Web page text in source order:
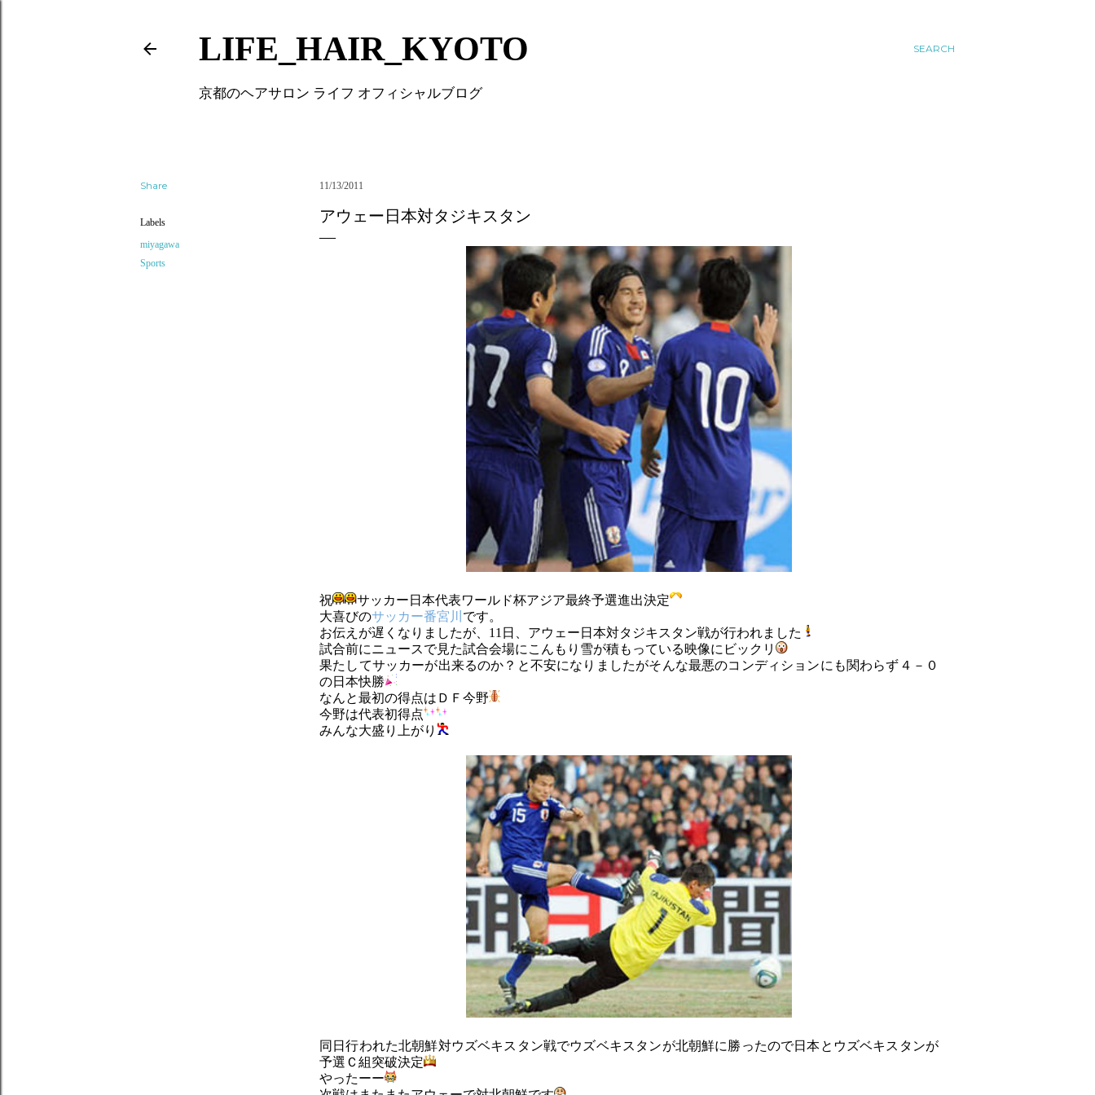
SEARCH
LIFE_HAIR_KYOTO
京都のヘアサロン ライフ オフィシャルブログ
Share
Labels
miyagawa
Sports
11/13/2011
アウェー日本対タジキスタン
祝
サッカー日本代表ワールド杯アジア最終予選進出決定
大喜びのサッカー番宮川 です。
お伝えが遅くなりましたが、11日、アウェー日本対タジキスタン戦が行われました
試合前にニュースで見た試合会場にこんもり雪が積もっている映像にビックリ
果たしてサッカーが出来るのか？と不安になりましたがそんな最悪のコンディションにも関わらず４－０
の日本快勝
なんと最初の得点はＤＦ今野
今野は代表初得点
みんな大盛り上がり
同日行われた北朝鮮対ウズベキスタン戦でウズベキスタンが北朝鮮に勝ったので日本とウズベキスタンが
予選Ｃ組突破決定
やったーー